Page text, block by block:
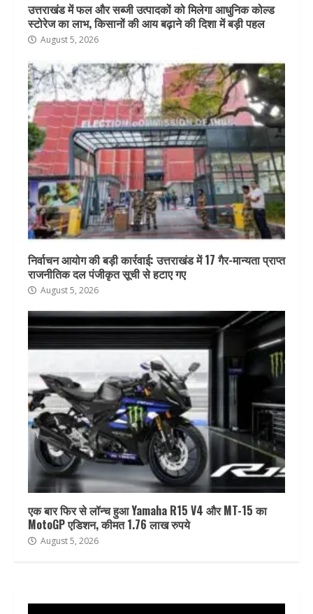
उत्तराखंड में फल और सब्जी उत्पादकों को मिलेगा आधुनिक कोल्ड
स्टोरेज का लाभ, किसानों की आय बढ़ाने की दिशा में बड़ी पहल
August 5, 2026
निर्वाचन आयोग की बड़ी कार्रवाई: उत्तराखंड में 17 गैर-मान्यता प्राप्त
राजनीतिक दल पंजीकृत सूची से हटाए गए
August 5, 2026
एक बार फिर से लॉन्च हुआ Yamaha R15 V4 और MT-15 का
MotoGP एडिशन, कीमत 1.76 लाख रुपये
August 5, 2026